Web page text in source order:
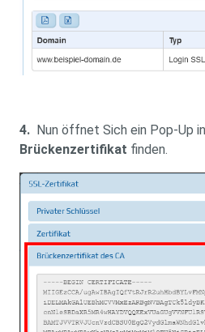
4. Nun öffnet Sich ein Pop-Up
Brückenzertifikat finden.